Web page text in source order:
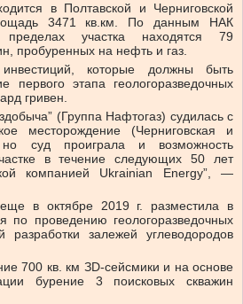
в Полтавской и Черниговской
3471 кв.км. По данным НАК
участка находятся 79
пробуренных на нефть и газ.
которые должны быть
первого этапа геологоразведочных
гривен.
(Группа Нафтогаз) судилась с
месторождение (Черниговская и
но суд проиграла и возможность
в течение следующих 50 лет
компанией Ukrainian Energy”, —
в октябре 2019 г. разместила в
по проведению геологоразведочных
залежей углеводородов
700 кв. км ЗD-сейсмики и на основе
бурение 3 поисковых скважин